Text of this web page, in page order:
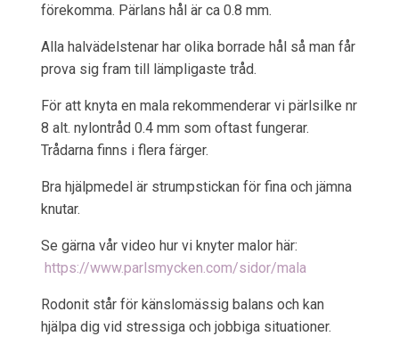
förekomma. Pärlans hål är ca 0.8 mm.
Alla halvädelstenar har olika borrade hål så man får
prova sig fram till lämpligaste tråd.
För att knyta en mala rekommenderar vi pärlsilke nr
8 alt. nylontråd 0.4 mm som oftast fungerar.
Trådarna finns i flera färger.
Bra hjälpmedel är strumpstickan för fina och jämna
knutar.
Se gärna vår video hur vi knyter malor här:
https://www.parlsmycken.com/sidor/mala
Rodonit står för känslomässig balans och kan
hjälpa dig vid stressiga och jobbiga situationer.